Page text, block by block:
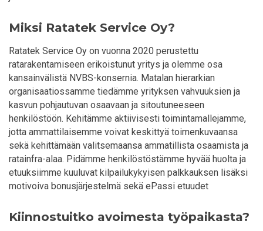
Miksi Ratatek Service Oy?
Ratatek Service Oy on vuonna 2020 perustettu
ratarakentamiseen erikoistunut yritys ja olemme osa
kansainvälistä NVBS-konsernia. Matalan hierarkian
organisaatiossamme tiedämme yrityksen vahvuuksien ja
kasvun pohjautuvan osaavaan ja sitoutuneeseen
henkilöstöön. Kehitämme aktiivisesti toimintamallejamme,
jotta ammattilaisemme voivat keskittyä toimenkuvaansa
sekä kehittämään valitsemaansa ammatillista osaamista ja
ratainfra-alaa. Pidämme henkilöstöstämme hyvää huolta ja
etuuksiimme kuuluvat kilpailukykyisen palkkauksen lisäksi
motivoiva bonusjärjestelmä sekä ePassi etuudet
Kiinnostuitko avoimesta työpaikasta?